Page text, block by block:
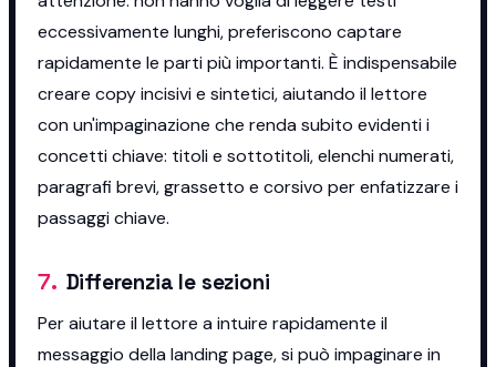
eccessivamente lunghi, preferiscono captare
rapidamente le parti più importanti. È indispensabile
creare copy incisivi e sintetici, aiutando il lettore
con un'impaginazione che renda subito evidenti i
concetti chiave: titoli e sottotitoli, elenchi numerati,
paragrafi brevi, grassetto e corsivo per enfatizzare i
passaggi chiave.
7. Differenzia le sezioni
Per aiutare il lettore a intuire rapidamente il
messaggio della landing page, si può impaginare in